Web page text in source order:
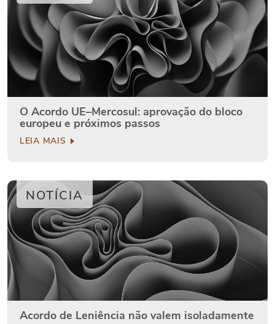
O Acordo UE–Mercosul: aprovação do bloco
europeu e próximos passos
LEIA MAIS
NOTÍCIA
Acordo de Leniência não valem isoladamente